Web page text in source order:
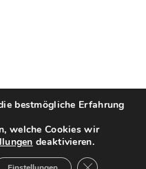
Aschaffenburg. All Rights
bestmögliche Erfahrung
welche Cookies wir
deaktivieren.
GDPR